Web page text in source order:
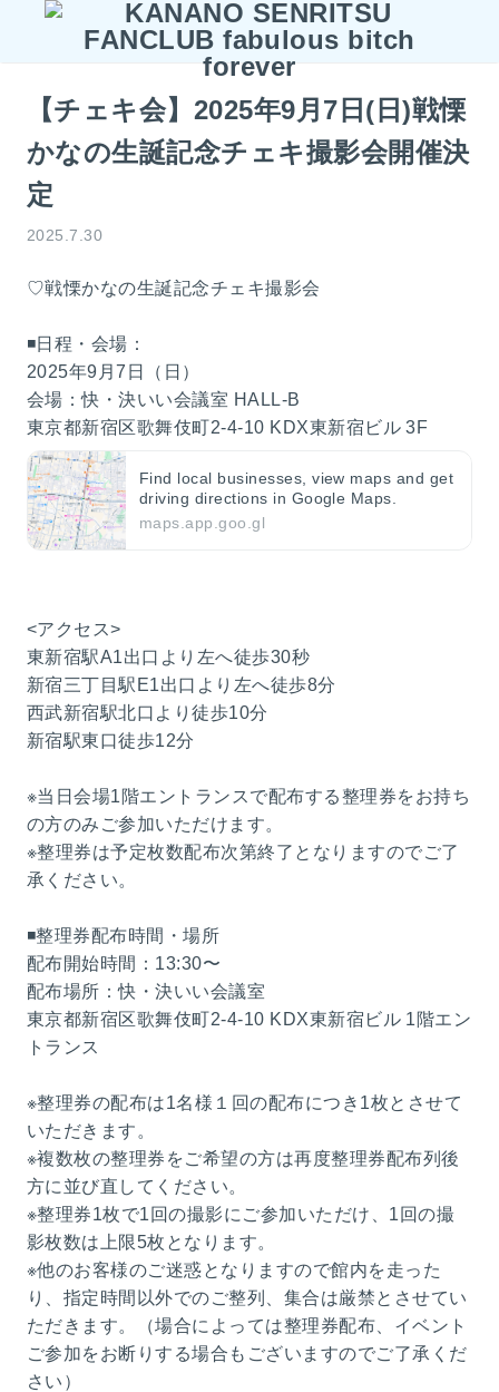
【チェキ会】2025年9月7日(日)戦慄
かなの生誕記念チェキ撮影会開催決
定
2025.7.30
♡戦慄かなの生誕記念チェキ撮影会
◾️日程・会場：
2025年9月7日（日）
会場：快・決いい会議室 HALL-B
東京都新宿区歌舞伎町2-4-10 KDX東新宿ビル 3F
Find local businesses, view maps and get
driving directions in Google Maps.
maps.app.goo.gl
<アクセス>
東新宿駅A1出口より左へ徒歩30秒
新宿三丁目駅E1出口より左へ徒歩8分
西武新宿駅北口より徒歩10分
新宿駅東口徒歩12分
※当日会場1階エントランスで配布する整理券をお持ち
の方のみご参加いただけます。
※整理券は予定枚数配布次第終了となりますのでご了
承ください。
◾️整理券配布時間・場所
配布開始時間：13:30〜
配布場所：快・決いい会議室
東京都新宿区歌舞伎町2-4-10 KDX東新宿ビル 1階エン
トランス
※整理券の配布は1名様１回の配布につき1枚とさせて
いただきます。
※複数枚の整理券をご希望の方は再度整理券配布列後
方に並び直してください。
※整理券1枚で1回の撮影にご参加いただけ、1回の撮
影枚数は上限5枚となります。
※他のお客様のご迷惑となりますので館内を走った
り、指定時間以外でのご整列、集合は厳禁とさせてい
ただきます。（場合によっては整理券配布、イベント
ご参加をお断りする場合もございますのでご了承くだ
さい）